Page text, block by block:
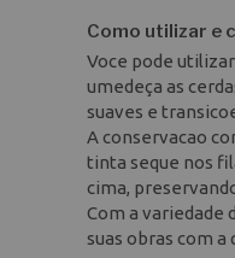
Como utilizar e
Voce pode
umedeça as
suaves e
A conservacao
tinta seque nos
cima,
Com a variedade
suas obras com